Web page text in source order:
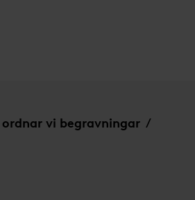
vi begravningar /